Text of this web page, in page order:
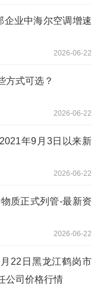
企业中海尔空调增速
2026-06-22
方式可选？
2026-06-22
年9月3日以来新
2026-06-22
质正式列管-最新资
2026-06-22
22日黑龙江鹤岗市
公司价格行情